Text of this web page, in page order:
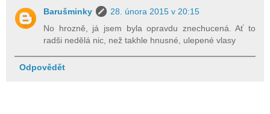
Barušminky
28. února 2015 v 20:15
No hrozně, já jsem byla opravdu znechucená. Ať to
radši nedělá nic, než takhle hnusné, ulepené vlasy
Odpovědět